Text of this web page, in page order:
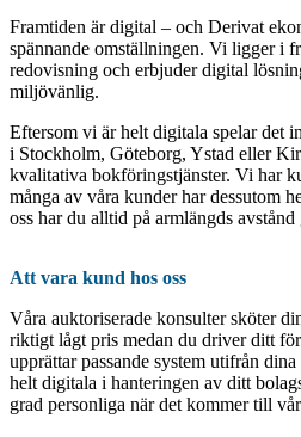
Framtiden är digital – och Derivat
spännande omställningen. Vi ligger i
redovisning och erbjuder digital
miljövänlig.
Eftersom vi är helt digitala spelar det
i Stockholm, Göteborg, Ystad eller
kvalitativa bokföringstjänster. Vi har
många av våra kunder har dessutom
oss har du alltid på armlängds
Att vara kund hos oss
Våra auktoriserade konsulter sköter
riktigt lågt pris medan du driver ditt
upprättar passande system utifrån
helt digitala i hanteringen av ditt
grad personliga när det kommer till